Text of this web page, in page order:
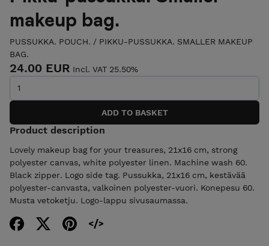
makeup bag.
PUSSUKKA. POUCH. / PIKKU-PUSSUKKA. SMALLER MAKEUP
BAG.
24.00 EUR Incl. VAT 25.50%
Product description
Lovely makeup bag for your treasures, 21x16 cm, strong
polyester canvas, white polyester linen. Machine wash 60.
Black zipper. Logo side tag. Pussukka, 21x16 cm, kestävää
polyester-canvasta, valkoinen polyester-vuori. Konepesu 60.
Musta vetoketju. Logo-lappu sivusaumassa.